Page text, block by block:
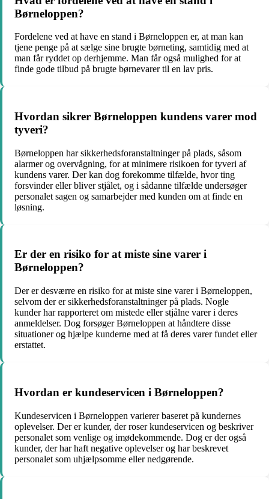
Børneloppen?
Fordelene ved at have en stand i Børneloppen er, at man kan
tjene penge på at sælge sine brugte børneting, samtidig med at
man får ryddet op derhjemme. Man får også mulighed for at
finde gode tilbud på brugte børnevarer til en lav pris.
Hvordan sikrer Børneloppen kundens varer mod
tyveri?
Børneloppen har sikkerhedsforanstaltninger på plads, såsom
alarmer og overvågning, for at minimere risikoen for tyveri af
kundens varer. Der kan dog forekomme tilfælde, hvor ting
forsvinder eller bliver stjålet, og i sådanne tilfælde undersøger
personalet sagen og samarbejder med kunden om at finde en
løsning.
Er der en risiko for at miste sine varer i
Børneloppen?
Der er desværre en risiko for at miste sine varer i Børneloppen,
selvom der er sikkerhedsforanstaltninger på plads. Nogle
kunder har rapporteret om mistede eller stjålne varer i deres
anmeldelser. Dog forsøger Børneloppen at håndtere disse
situationer og hjælpe kunderne med at få deres varer fundet eller
erstattet.
Hvordan er kundeservicen i Børneloppen?
Kundeservicen i Børneloppen varierer baseret på kundernes
oplevelser. Der er kunder, der roser kundeservicen og beskriver
personalet som venlige og imødekommende. Dog er der også
kunder, der har haft negative oplevelser og har beskrevet
personalet som uhjælpsomme eller nedgørende.